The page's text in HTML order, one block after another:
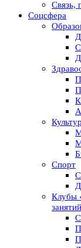
Связь,
Соцсфера
Спорт
Клубы